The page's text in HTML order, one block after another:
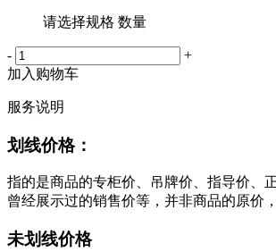
请选择规格 数量
-
+
加入购物车
服务说明
划线价格：
指的是商品的专柜价、吊牌价、指导价、
曾经展示过的销售价等，并非商品的原价
未划线价格